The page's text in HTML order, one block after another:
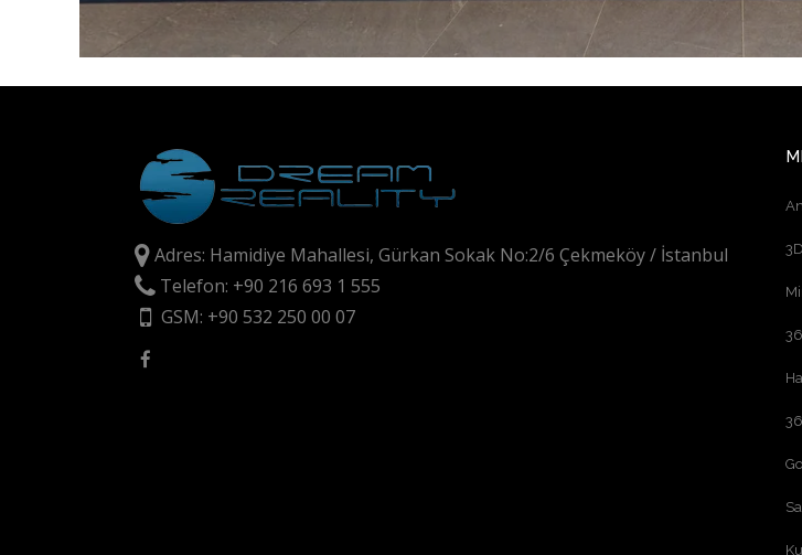
Adres: Hamidiye Mahallesi, Gürkan Sokak No:2/6 Çekmeköy / İstanbul
Telefon: +90 216 693 1 555
GSM: +90 532 250 00 07